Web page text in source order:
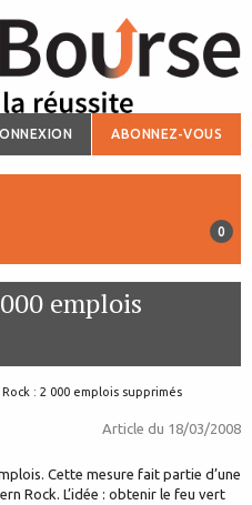
ABONNEZ-VOUS
0
emplois
: 2 000 emplois supprimés
Article du 18/03/2008
Cette mesure fait partie d’une
Rock. L’idée : obtenir le feu vert